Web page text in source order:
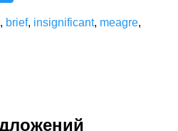
, brief, insignificant, meagre,